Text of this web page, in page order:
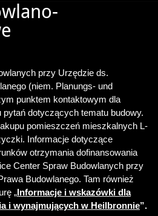
przy Urzędzie ds.
(niem. Planungs- und
punktem kontaktowym dla
dotyczących tematu budowy.
pomieszczeń mieszkalnych L-
Informacje dotyczące
otrzymania dofinansowania
Center Spraw Budowlanych przy
Budowlanego. Tam również
„Informacje i wskazówki dla
i wynajmujących w Heilbronnie”.